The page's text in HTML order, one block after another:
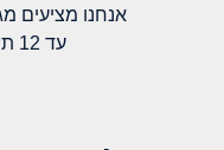
אנחנו מציעים
עד 12 תשלומים ללא ריבית.